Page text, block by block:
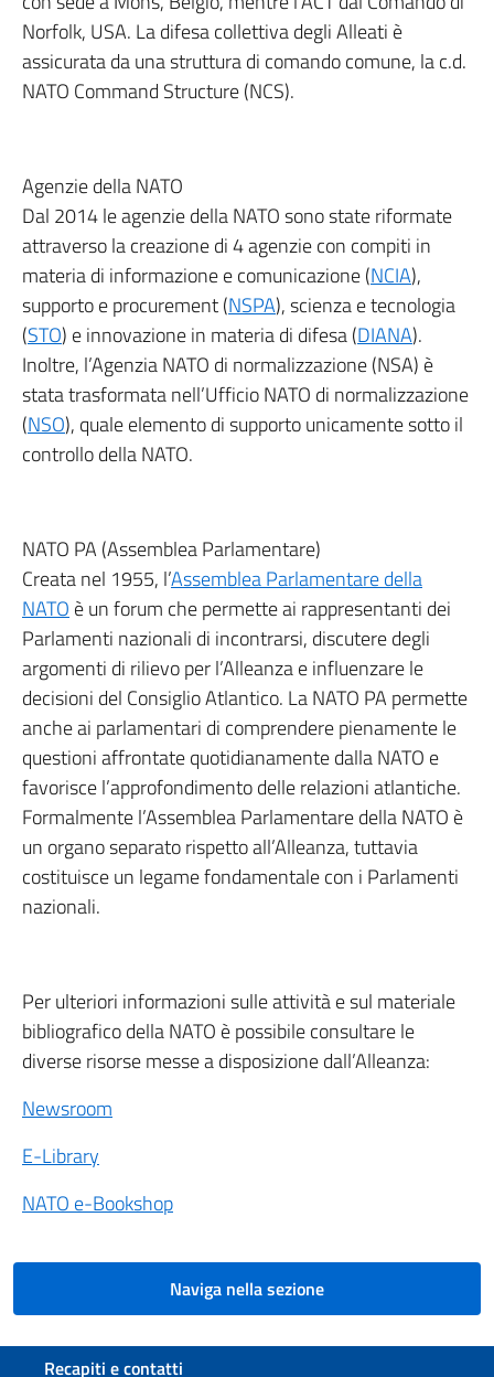
Norfolk, USA. La difesa collettiva degli Alleati è
assicurata da una struttura di comando comune, la c.d.
NATO Command Structure (NCS).
Agenzie della NATO
Dal 2014 le agenzie della NATO sono state riformate
attraverso la creazione di 4 agenzie con compiti in
materia di informazione e comunicazione (NCIA),
supporto e procurement (NSPA), scienza e tecnologia
(STO) e innovazione in materia di difesa (DIANA).
Inoltre, l’Agenzia NATO di normalizzazione (NSA) è
stata trasformata nell’Ufficio NATO di normalizzazione
(NSO), quale elemento di supporto unicamente sotto il
controllo della NATO.
NATO PA (Assemblea Parlamentare)
Creata nel 1955, l’Assemblea Parlamentare della
NATO è un forum che permette ai rappresentanti dei
Parlamenti nazionali di incontrarsi, discutere degli
argomenti di rilievo per l’Alleanza e influenzare le
decisioni del Consiglio Atlantico. La NATO PA permette
anche ai parlamentari di comprendere pienamente le
questioni affrontate quotidianamente dalla NATO e
favorisce l’approfondimento delle relazioni atlantiche.
Formalmente l’Assemblea Parlamentare della NATO è
un organo separato rispetto all’Alleanza, tuttavia
costituisce un legame fondamentale con i Parlamenti
nazionali.
Per ulteriori informazioni sulle attività e sul materiale
bibliografico della NATO è possibile consultare le
diverse risorse messe a disposizione dall’Alleanza:
Newsroom
E-Library
NATO e-Bookshop
Naviga nella sezione
Recapiti e contatti